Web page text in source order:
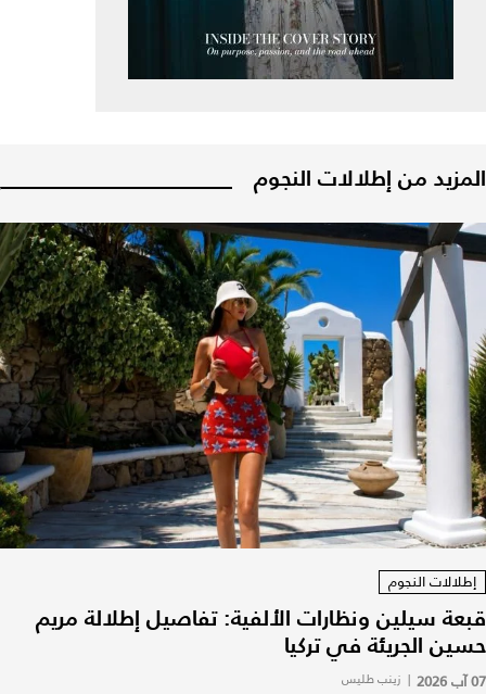
المزيد من إطلالات النجوم
إطلالات النجوم
قبعة سيلين ونظارات الألفية: تفاصيل إطلالة مريم
حسين الجريئة في تركيا
07 آب 2026 | زينب طليس